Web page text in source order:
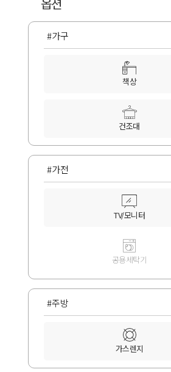
#가구
책상
건조대
#가전
TV/모니터
공용세탁기
#주방
가스렌지